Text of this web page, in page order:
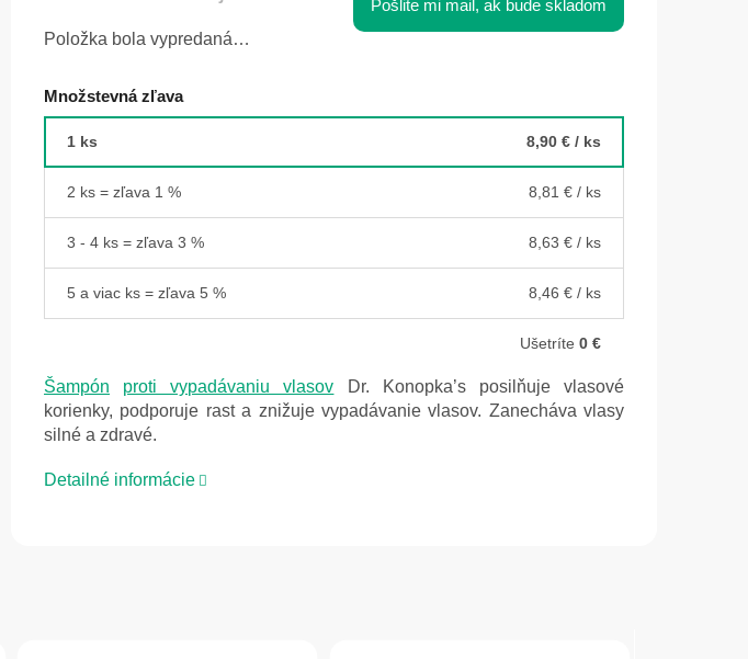
Pošlite mi mail, ak bude skladom
Položka bola vypredaná…
Množstevná zľava
1 ks 8,90 € / ks
2 ks = zľava 1 % 8,81 € / ks
3 - 4 ks = zľava 3 % 8,63 € / ks
5 a viac ks = zľava 5 % 8,46 € / ks
Ušetríte 0 €
Šampón proti vypadávaniu vlasov Dr. Konopka’s posilňuje vlasové
korienky, podporuje rast a znižuje vypadávanie vlasov. Zanecháva vlasy
silné a zdravé.
Detailné informácie